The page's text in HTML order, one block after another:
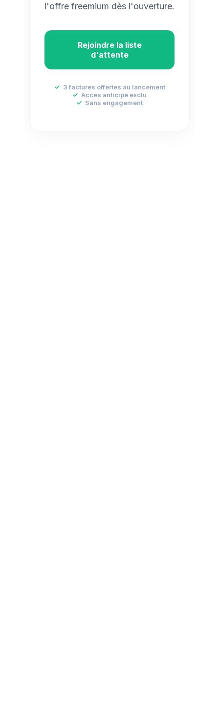
l'offre freemium dès l'ouverture.
Rejoindre la liste
d'attente
✓ 3 factures offertes au lancement
✓ Accès anticipé exclu
✓ Sans engagement